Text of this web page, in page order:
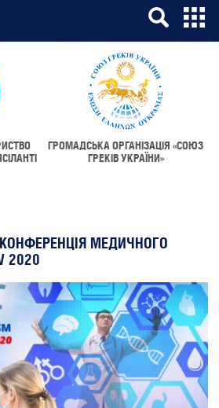
ГРОМАДСЬКА ОРГАНІЗАЦІЯ «СОЮЗ
ГРЕКІВ УКРАЇНИ»
МЕДИЧНОГО
2020